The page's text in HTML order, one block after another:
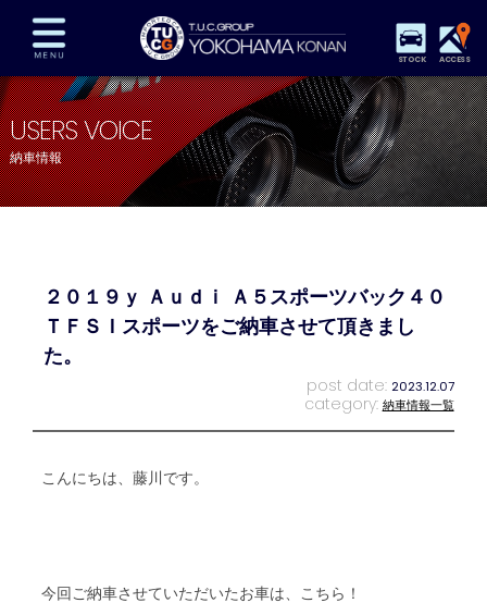
STOCK ACCESS
在庫車両情報 保証&サービス パーツリスト
TUCとは？ 店舗情報 アクセスマップ
全国納車 特別作業 注文販売
プライバシーポリシー スタッフblog 納車blog
USERS VOICE
納車情報
２０１９ｙ Ａｕｄｉ Ａ５スポーツバック４０
ＴＦＳＩスポーツをご納車させて頂きまし
た。
post date: 2023.12.07
category: 納車情報一覧
こんにちは、藤川です。
今回ご納車させていただいたお車は、こちら！